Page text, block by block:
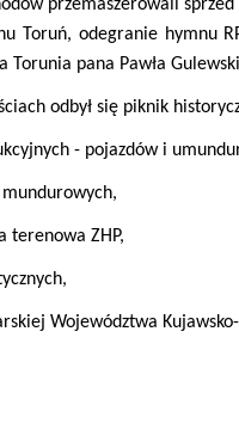
przemaszerowali
Toruń, odegranie hymnu
Torunia pana Pawła
odbył się piknik
- pojazdów i
terenowa ZHP,
Województwa